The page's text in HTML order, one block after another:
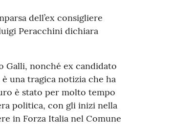
dell’ex consigliere
Peracchini dichiara
Galli, nonché ex candidato
è una tragica notizia che ha
è stato per molto tempo
politica, con gli inizi nella
in Forza Italia nel Comune